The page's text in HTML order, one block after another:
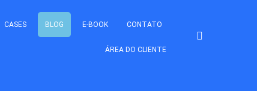
CASES BLOG E-BOOK CONTATO
ÁREA DO CLIENTE